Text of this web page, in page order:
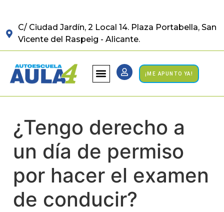
C/ Ciudad Jardín, 2 Local 14. Plaza Portabella, San
Vicente del Raspeig - Alicante.
¡ME APUNTO YA!
¿Tengo derecho a
un día de permiso
por hacer el examen
de conducir?